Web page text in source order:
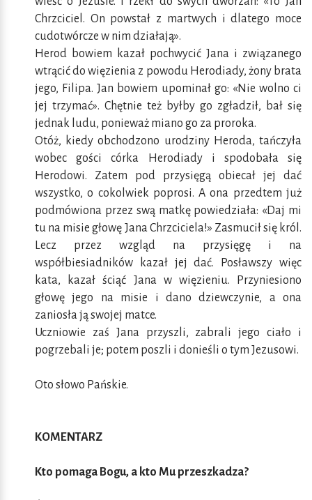
Chrzciciel. On powstał z martwych i dlatego moce
cudotwórcze w nim działają».
Herod bowiem kazał pochwycić Jana i związanego
wtrącić do więzienia z powodu Herodiady, żony brata
jego, Filipa. Jan bowiem upominał go: «Nie wolno ci
jej trzymać». Chętnie też byłby go zgładził, bał się
jednak ludu, ponieważ miano go za proroka.
Otóż, kiedy obchodzono urodziny Heroda, tańczyła
wobec gości córka Herodiady i spodobała się
Herodowi. Zatem pod przysięgą obiecał jej dać
wszystko, o cokolwiek poprosi. A ona przedtem już
podmówiona przez swą matkę powiedziała: «Daj mi
tu na misie głowę Jana Chrzciciela!» Zasmucił się król.
Lecz przez wzgląd na przysięgę i na
współbiesiadników kazał jej dać. Posławszy więc
kata, kazał ściąć Jana w więzieniu. Przyniesiono
głowę jego na misie i dano dziewczynie, a ona
zaniosła ją swojej matce.
Uczniowie zaś Jana przyszli, zabrali jego ciało i
pogrzebali je; potem poszli i donieśli o tym Jezusowi.
Oto słowo Pańskie.
KOMENTARZ
Kto pomaga Bogu, a kto Mu przeszkadza?